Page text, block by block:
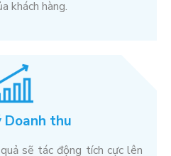
khách hàng.
Doanh thu
sẽ tác động tích cực lên